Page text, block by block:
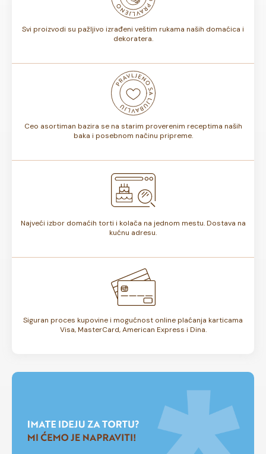
Svi proizvodi su pažljivo izrađeni veštim rukama naših domaćica i
dekoratera.
Ceo asortiman bazira se na starim proverenim receptima naših
baka i posebnom načinu pripreme.
Najveći izbor domaćih torti i kolača na jednom mestu. Dostava na
kućnu adresu.
Siguran proces kupovine i mogućnost online plaćanja karticama
Visa, MasterCard, American Express i Dina.